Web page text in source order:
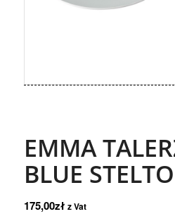
EMMA
BLUE
175,00zł z Vat